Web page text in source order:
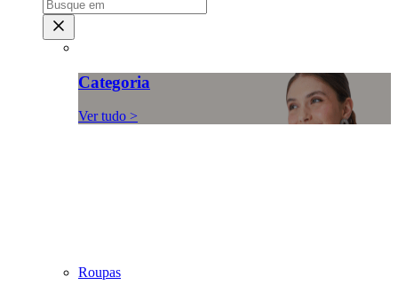
Categoria
Ver tudo >
Roupas